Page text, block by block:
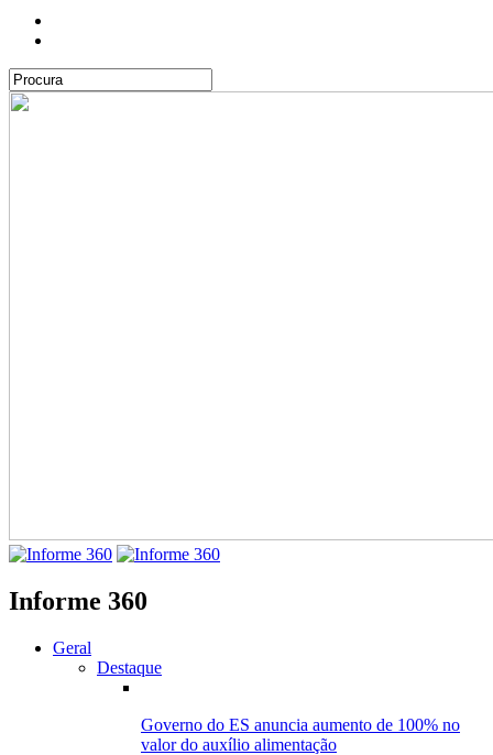
Informe 360
Geral
Destaque
Governo do ES anuncia aumento de 100% no
valor do auxílio alimentação